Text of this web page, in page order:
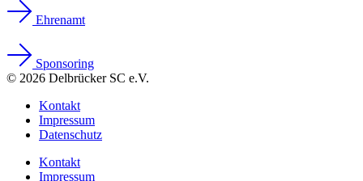
Ehrenamt
Sponsoring
© 2026 Delbrücker SC e.V.
Kontakt
Impressum
Datenschutz
Kontakt
Impressum